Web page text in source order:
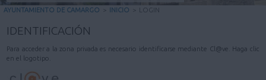
VALIDACIÓN DE DOCUMENTOS
AYUDA
AYUNTAMIENTO DE CAMARGO > INICIO > LOGIN
IDENTIFICACIÓN
Para acceder a la zona privada es necesario identificarse mediante Cl@ve. Haga clic
en el logotipo.